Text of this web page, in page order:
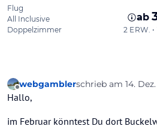
Offline
webgamblerschrieb am 14.
zuletzt editiert von
Hallo,
im Februar könntest Du dort